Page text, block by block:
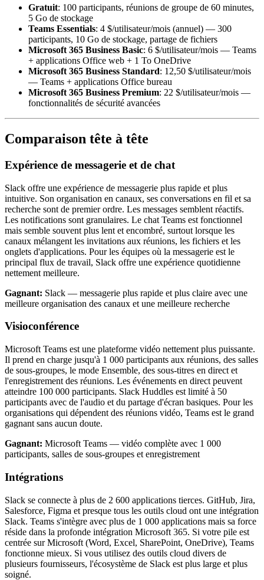
Gratuit: 100 participants, réunions de groupe de 60 minutes,
5 Go de stockage
Teams Essentials: 4 $/utilisateur/mois (annuel) — 300
participants, 10 Go de stockage, partage de fichiers
Microsoft 365 Business Basic: 6 $/utilisateur/mois — Teams
+ applications Office web + 1 To OneDrive
Microsoft 365 Business Standard: 12,50 $/utilisateur/mois
— Teams + applications Office bureau
Microsoft 365 Business Premium: 22 $/utilisateur/mois —
fonctionnalités de sécurité avancées
Comparaison tête à tête
Expérience de messagerie et de chat
Slack offre une expérience de messagerie plus rapide et plus
intuitive. Son organisation en canaux, ses conversations en fil et sa
recherche sont de premier ordre. Les messages semblent réactifs.
Les notifications sont granulaires. Le chat Teams est fonctionnel
mais semble souvent plus lent et encombré, surtout lorsque les
canaux mélangent les invitations aux réunions, les fichiers et les
onglets d'applications. Pour les équipes où la messagerie est le
principal flux de travail, Slack offre une expérience quotidienne
nettement meilleure.
Gagnant: Slack — messagerie plus rapide et plus claire avec une
meilleure organisation des canaux et une meilleure recherche
Visioconférence
Microsoft Teams est une plateforme vidéo nettement plus puissante.
Il prend en charge jusqu'à 1 000 participants aux réunions, des salles
de sous-groupes, le mode Ensemble, des sous-titres en direct et
l'enregistrement des réunions. Les événements en direct peuvent
atteindre 100 000 participants. Slack Huddles est limité à 50
participants avec de l'audio et du partage d'écran basiques. Pour les
organisations qui dépendent des réunions vidéo, Teams est le grand
gagnant sans aucun doute.
Gagnant: Microsoft Teams — vidéo complète avec 1 000
participants, salles de sous-groupes et enregistrement
Intégrations
Slack se connecte à plus de 2 600 applications tierces. GitHub, Jira,
Salesforce, Figma et presque tous les outils cloud ont une intégration
Slack. Teams s'intègre avec plus de 1 000 applications mais sa force
réside dans la profonde intégration Microsoft 365. Si votre pile est
centrée sur Microsoft (Word, Excel, SharePoint, OneDrive), Teams
fonctionne mieux. Si vous utilisez des outils cloud divers de
plusieurs fournisseurs, l'écosystème de Slack est plus large et plus
soigné.